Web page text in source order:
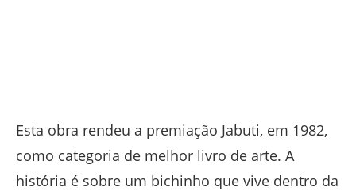
Esta obra rendeu a premiação Jabuti, em 1982,
como categoria de melhor livro de arte. A
história é sobre um bichinho que vive dentro da